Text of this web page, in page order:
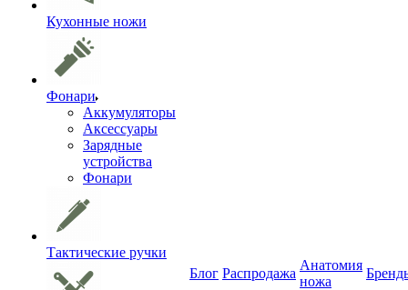
Кухонные ножи
Фонари
Аккумуляторы
Аксессуары
Зарядные
устройства
Фонари
Тактические ручки
Блог Распродажа
Анатомия
ножа